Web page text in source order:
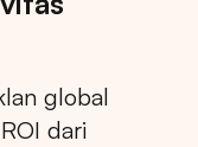
global
dari